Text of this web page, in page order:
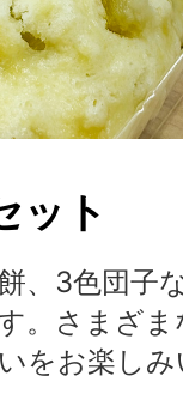
ット
、3色団子
。さまざ
をお楽し